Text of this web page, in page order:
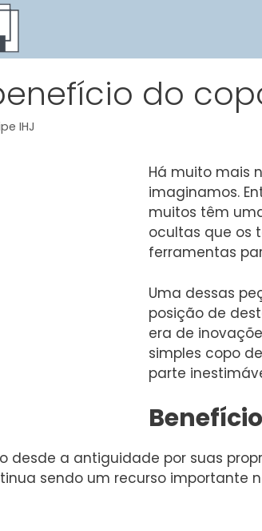
do
IHJ
Há muito mais
imaginamos.
muitos têm
ocultas que os
ferramentas
Uma dessas
posição de
era de
simples copo
parte
desde a antiguidade por suas
sendo um recurso importante